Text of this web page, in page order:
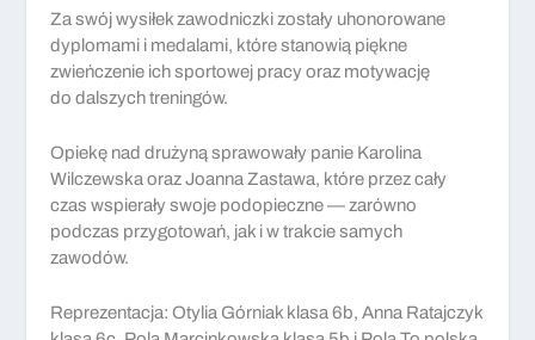
Za swój wysiłek zawodniczki zostały uhonorowane
dyplomami i medalami, które stanowią piękne
zwieńczenie ich sportowej pracy oraz motywację
do dalszych treningów.
Opiekę nad drużyną sprawowały panie Karolina
Wilczewska oraz Joanna Zastawa, które przez cały
czas wspierały swoje podopieczne — zarówno
podczas przygotowań, jak i w trakcie samych
zawodów.
Reprezentacja: Otylia Górniak klasa 6b, Anna Ratajczyk